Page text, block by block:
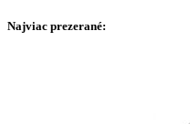
Najviac prezerané: